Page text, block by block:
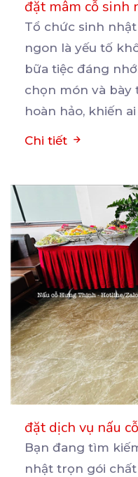
đặt mâm cỗ sinh
Tổ chức sinh
ngon là yếu tố
bữa tiệc đáng
chọn món và bày
hoàn hảo, khiến
Chi tiết
đặt dịch vụ nấu
Bạn đang tìm
nhật trọn gói